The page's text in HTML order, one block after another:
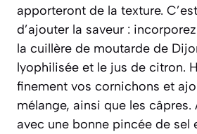
apporteront de la texture.
d’ajouter la saveur :
la cuillère de moutarde de
lyophilisée et le jus de citron.
finement vos cornichons et
mélange, ainsi que les câpres.
avec une bonne pincée de sel